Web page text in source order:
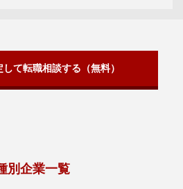
て転職相談する（無料）
別企業一覧